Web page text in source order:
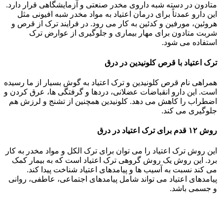
متادون در دسته شبه داروی مخدر صنعتی و آزمایشگاهی قرار دارد.
این دارو عمدتاً برای درمان اعتیاد به مواد مخدر شبه افیونی مثل
هروئین، مورفین و کدئین به کار می رود. در فرایند ترک از قرص و
شربت متادون برای مهار بیماری و جلوگیری از عوارض ترک
استفاده می شود.
ترک اعتیاد با قرص کلونیدین در درق
همراهی نام قرص کلونیدین و ترک اعتیاد به گوش بسیار از ما رسیده
است. این دارو انقباضات عضلانی، دردها و گرفتگی ها، عرق کردن و
اضطراب را کاهش می دهد. کلونیدین همچنین از تشنج و لرزش هم
جلوگیری می کند.
روش ۱۲ قدم برای ترک اعتیاد در درق
این روش ترک اعتیاد را می توان برای ترک الکل و مواد مخدر به کار
برد. این روش یک روش گروهی ترک اعتیاد است که به بیمار کمک
می کند نسبت به آسیب ها و پیامدهای اعتیاد شناخت پیدا کند.
پیامدهای اعتیاد می تواند شامل پیامدهای اجتماعی، عاطفی، روانی
و جسمی باشد.